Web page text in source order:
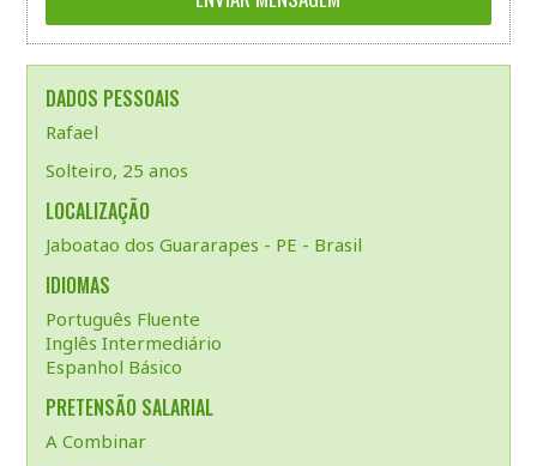
DADOS PESSOAIS
Rafael
Solteiro, 25 anos
LOCALIZAÇÃO
Jaboatao dos Guararapes - PE - Brasil
IDIOMAS
Português Fluente
Inglês Intermediário
Espanhol Básico
PRETENSÃO SALARIAL
A Combinar